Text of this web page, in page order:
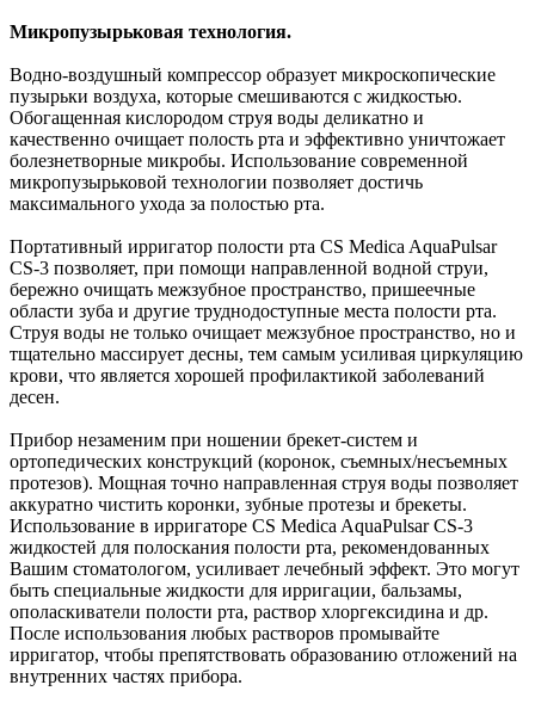
Микропузырьковая технология.
Водно-воздушный компрессор образует микроскопические
пузырьки воздуха, которые смешиваются с жидкостью.
Обогащенная кислородом струя воды деликатно и
качественно очищает полость рта и эффективно уничтожает
болезнетворные микробы. Использование современной
микропузырьковой технологии позволяет достичь
максимального ухода за полостью рта.
Портативный ирригатор полости рта CS Medica AquaPulsar
CS-3 позволяет, при помощи направленной водной струи,
бережно очищать межзубное пространство, пришеечные
области зуба и другие труднодоступные места полости рта.
Струя воды не только очищает межзубное пространство, но и
тщательно массирует десны, тем самым усиливая циркуляцию
крови, что является хорошей профилактикой заболеваний
десен.
Прибор незаменим при ношении брекет-систем и
ортопедических конструкций (коронок, съемных/несъемных
протезов). Мощная точно направленная струя воды позволяет
аккуратно чистить коронки, зубные протезы и брекеты.
Использование в ирригаторе CS Medica AquaPulsar CS-3
жидкостей для полоскания полости рта, рекомендованных
Вашим стоматологом, усиливает лечебный эффект. Это могут
быть специальные жидкости для ирригации, бальзамы,
ополаскиватели полости рта, раствор хлоргексидина и др.
После использования любых растворов промывайте
ирригатор, чтобы препятствовать образованию отложений на
внутренних частях прибора.